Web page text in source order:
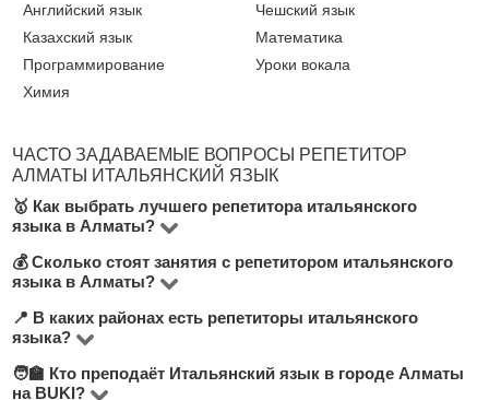
Английский язык
Чешский язык
Казахский язык
Математика
Программирование
Уроки вокала
Химия
ЧАСТО ЗАДАВАЕМЫЕ ВОПРОСЫ РЕПЕТИТОР
АЛМАТЫ ИТАЛЬЯНСКИЙ ЯЗЫК
🥇 Как выбрать лучшего репетитора итальянского
языка в Алматы?
На платформе BUKI представлено 13
преподавателей Итальянский язык в городе Алматы.
Обратите внимание на стоимость занятий,
преподавания, диплом об образовании и удобный
💰 Сколько стоят занятия с репетитором итальянского
языка в Алматы?
Цена зависит от уровня преподавания, опыта
учителя и формата (очно или онлайн). В среднем
занятия стоят от 3000 до 5000 тнг/час. Актуальные
📍 В каких районах есть репетиторы итальянского
языка?
На платформе BUKI вы найдете преподавателей
🧑‍🏫 Кто преподаёт Итальянский язык в городе Алматы
на BUKI?